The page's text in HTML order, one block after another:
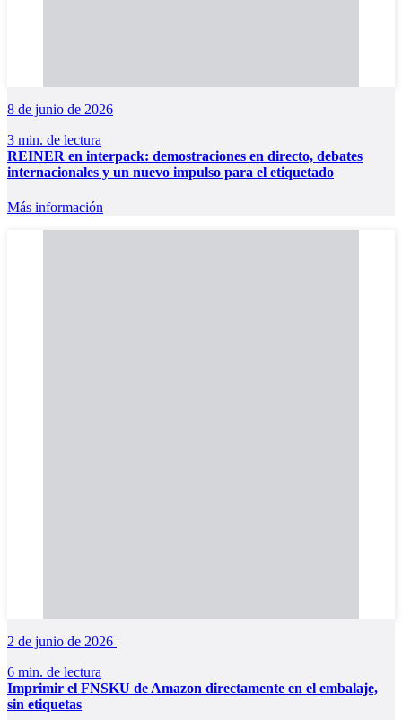
8 de junio de 2026
3 min. de lectura
REINER en interpack: demostraciones en directo, debates
internacionales y un nuevo impulso para el etiquetado
Más información
2 de junio de 2026 |
6 min. de lectura
Imprimir el FNSKU de Amazon directamente en el embalaje,
sin etiquetas